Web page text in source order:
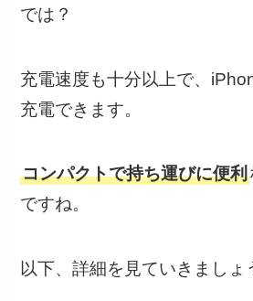
では？
充電速度も十分以上で、
充電できます。
コンパクトで持ち運びに便利
ですね。
以下、詳細を見ていきましょ